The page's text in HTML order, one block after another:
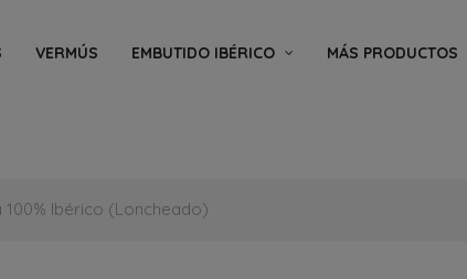
VERMÚS EMBUTIDO IBÉRICO MÁS PRODUCTOS
Ibérico (Loncheado)